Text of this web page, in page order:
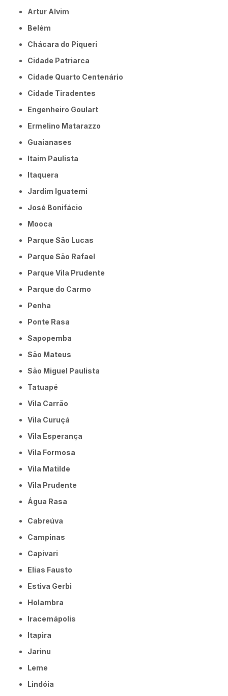
Artur Alvim
Belém
Chácara do Piqueri
Cidade Patriarca
Cidade Quarto Centenário
Cidade Tiradentes
Engenheiro Goulart
Ermelino Matarazzo
Guaianases
Itaim Paulista
Itaquera
Jardim Iguatemi
José Bonifácio
Mooca
Parque São Lucas
Parque São Rafael
Parque Vila Prudente
Parque do Carmo
Penha
Ponte Rasa
Sapopemba
São Mateus
São Miguel Paulista
Tatuapé
Vila Carrão
Vila Curuçá
Vila Esperança
Vila Formosa
Vila Matilde
Vila Prudente
Água Rasa
Cabreúva
Campinas
Capivari
Elias Fausto
Estiva Gerbi
Holambra
Iracemápolis
Itapira
Jarinu
Leme
Lindóia